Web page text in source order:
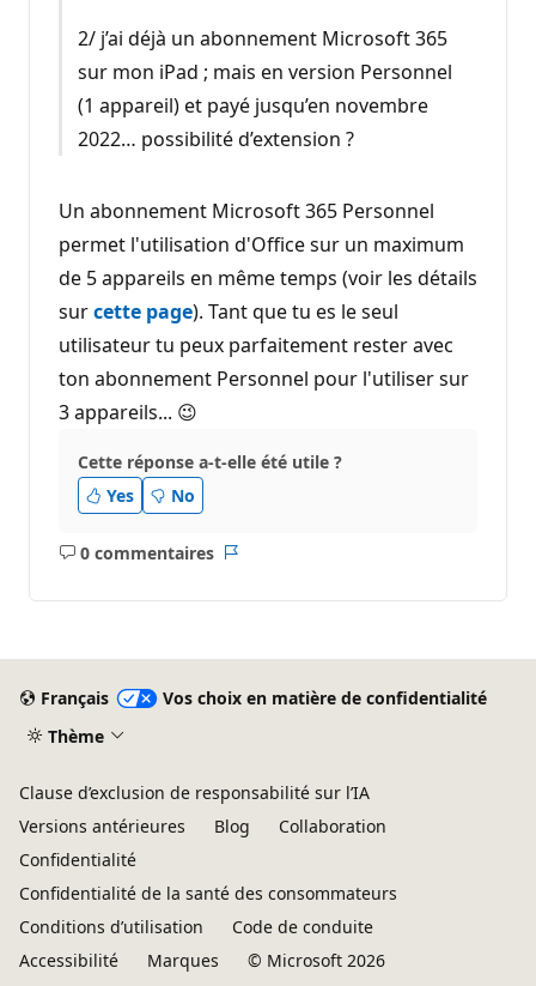
2/ j’ai déjà un abonnement Microsoft 365
sur mon iPad ; mais en version Personnel
(1 appareil) et payé jusqu’en novembre
2022… possibilité d’extension ?
Un abonnement Microsoft 365 Personnel
permet l'utilisation d'Office sur un maximum
de 5 appareils en même temps (voir les détails
surcette page). Tant que tu es le seul
utilisateur tu peux parfaitement rester avec
ton abonnement Personnel pour l'utiliser sur
3 appareils... 😉
Cette réponse a-t-elle été utile ?
Yes
No
0 commentaires
Aucun
Français
Vos choix en matière de confidentialité
Thème
Clause d’exclusion de responsabilité sur l’IA
Versions antérieures
Blog
Collaboration
Confidentialité
Confidentialité de la santé des consommateurs
Conditions d’utilisation
Code de conduite
Accessibilité
Marques © Microsoft 2026